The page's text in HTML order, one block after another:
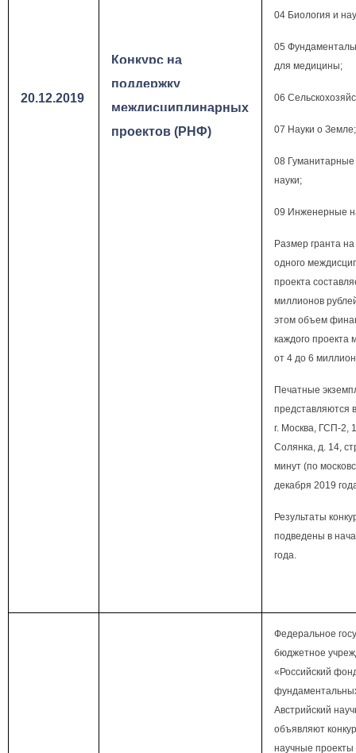
20.12.2019
Конкурс на
поддержку
междисциплинарных
проектов (РНФ)
04 Биология и
05
для медицины;
06
07 Науки о Земле;
08
науки;
09 Инженерные
Размер гранта
одного
проекта
миллионов
этом объем
каждого проекта
от 4 до 6
Печатные
представляются
г. Москва, ГСП-2,
Солянка, д. 14,
минут (по
декабря 2019
Результаты
подведены в
года.
Федеральное
бюджетное
«Российский
Австрийский
объявляют
научные проекты